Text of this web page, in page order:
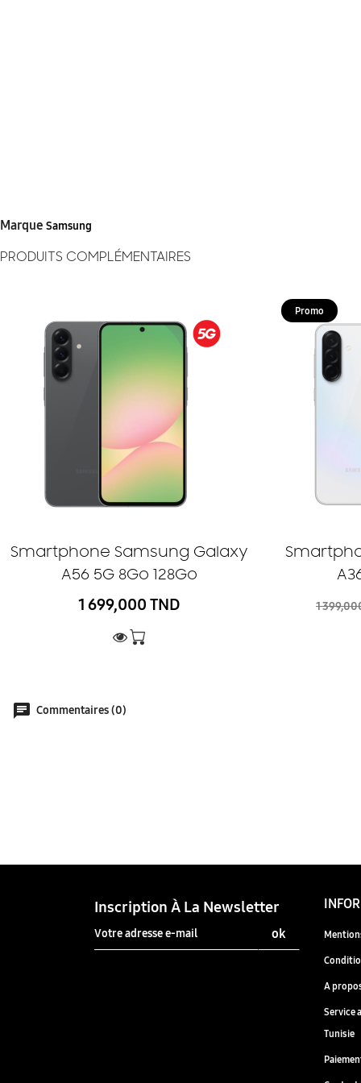
Marque Samsung
PRODUITS COMPLÉMENTAIRES
Smartphone Samsung Galaxy
A56 5G 8Go 128Go
1 699,000 TND 1
Promo
Commentaires (0)
Inscription À La Newsletter
A
Service
Tunisie